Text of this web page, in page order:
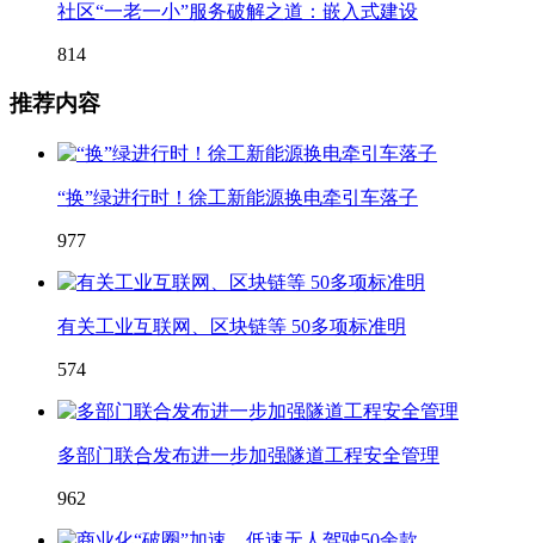
社区“一老一小”服务破解之道：嵌入式建设
814
推荐内容
“换”绿进行时！徐工新能源换电牵引车落子
977
有关工业互联网、区块链等 50多项标准明
574
多部门联合发布进一步加强隧道工程安全管理
962